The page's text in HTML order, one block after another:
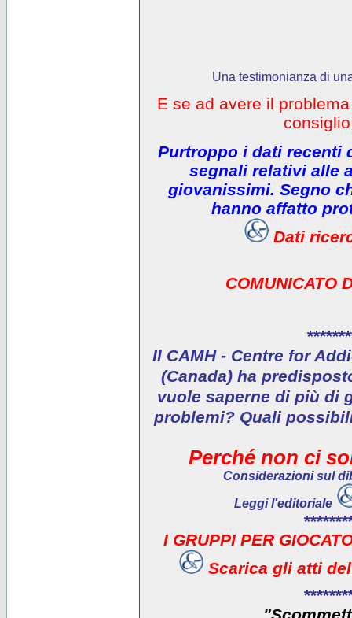
Una testimonianza di
E se ad avere il
Purtroppo i dati recenti
segnali relativi alle
giovanissimi. Segno
hanno affatto
Dati
COMUNICATO
Il CAMH - Centre for
(Canada) ha
vuole saperne di più di
problemi? Quali
Perché non ci
Considerazioni sul
Leggi l'editoriale
I GRUPPI PER
Scarica gli atti